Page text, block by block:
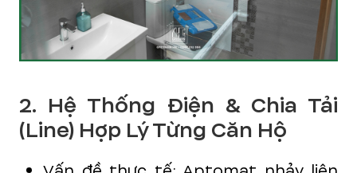
2. Hệ Thống Điện & Chia Tải
(Line) Hợp Lý Từng Căn Hộ